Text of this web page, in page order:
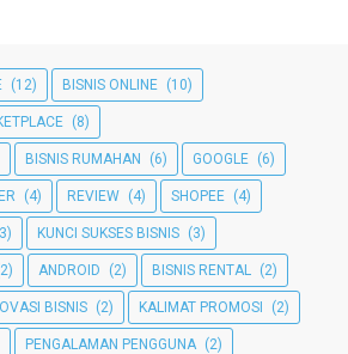
(12) BISNIS ONLINE (10)
(8)
BISNIS RUMAHAN (6) GOOGLE (6)
(4) REVIEW (4) SHOPEE (4)
KUNCI SUKSES BISNIS (3)
ANDROID (2) BISNIS RENTAL (2)
BISNIS (2) KALIMAT PROMOSI (2)
PENGALAMAN PENGGUNA (2)